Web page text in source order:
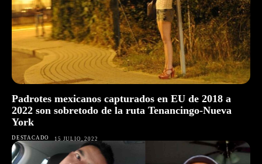
Padrotes mexicanos capturados en EU de 2018 a
2022 son sobretodo de la ruta Tenancingo-Nueva
York
DESTACADO 15 JULIO, 2022